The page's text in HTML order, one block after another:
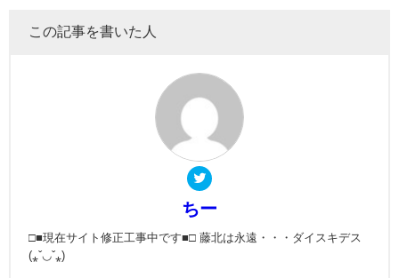
この記事を書いた人
ちー
□■現在サイト修正工事中です■□ 藤北は永遠・・・ダイスキデス
(⁎ˇ◡ˇ⁎)